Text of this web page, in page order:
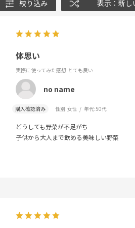
絞り込み 表示：新し
体思い
実際に使ってみた感想:とても良い
no name
購入確認済み 性別:女性 年代:50代
どうしても野菜が不足がち
子供から大人まで飲める美味しい野菜